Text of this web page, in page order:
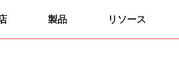
製品 リソース